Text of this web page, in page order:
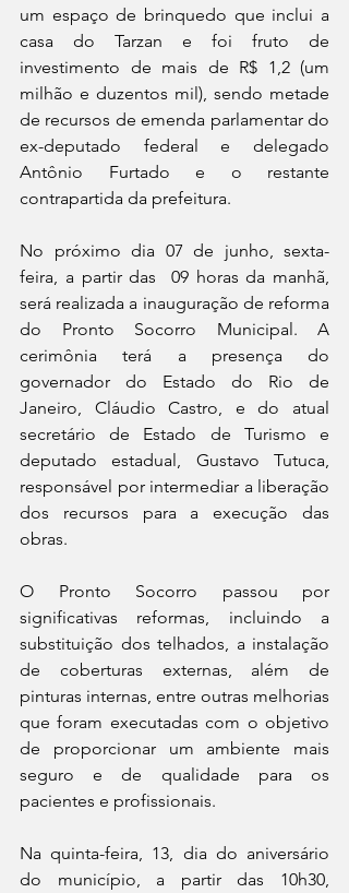
um espaço de brinquedo que inclui a
casa do Tarzan e foi fruto de
investimento de mais de R$ 1,2 (um
milhão e duzentos mil), sendo metade
de recursos de emenda parlamentar do
ex-deputado federal e delegado
Antônio Furtado e o restante
contrapartida da prefeitura.
No próximo dia 07 de junho, sexta-
feira, a partir das  09 horas da manhã,
será realizada a inauguração de reforma
do Pronto Socorro Municipal. A
cerimônia terá a presença do
governador do Estado do Rio de
Janeiro, Cláudio Castro, e do atual
secretário de Estado de Turismo e
deputado estadual, Gustavo Tutuca,
responsável por intermediar a liberação
dos recursos para a execução das
obras.
O Pronto Socorro passou por
significativas reformas, incluindo a
substituição dos telhados, a instalação
de coberturas externas, além de
pinturas internas, entre outras melhorias
que foram executadas com o objetivo
de proporcionar um ambiente mais
seguro e de qualidade para os
pacientes e profissionais.
Na quinta-feira, 13, dia do aniversário
do município, a partir das 10h30,